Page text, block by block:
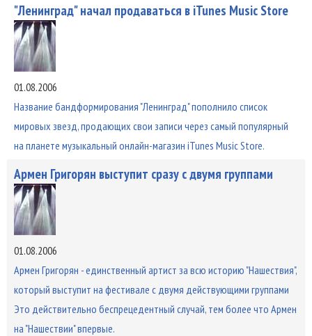
"Ленинград" начал продаваться в iTunes Music Store
01.08.2006
Название бандформирования "Ленинград" пополнило список
мировых звезд, продающих свои записи через самый популярный
на планете музыкальный онлайн-магазин iTunes Music Store.
Армен Григорян выступит сразу с двумя группами
01.08.2006
Армен Григорян - единственный артист за всю историю "Нашествия",
который выступит на фестивале с двумя действующими группами
Это действительно беспрецедентный случай, тем более что Армен
на "Нашествии" впервые.